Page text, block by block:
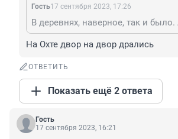
Гость17 сентября 2023, 17:26
На Охте двор на двор дрались
ОТВЕТИТЬ
Показать ещё 2 ответа
Гость
17 сентября 2023, 16:21